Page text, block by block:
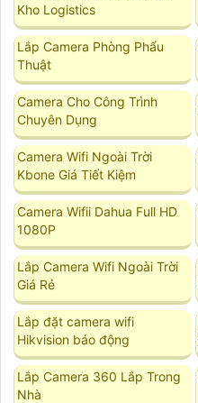
Kho Logistics
Lắp Camera Phòng Phẩu
Thuật
Camera Cho Công Trình
Chuyên Dụng
Camera Wifi Ngoài Trời
Kbone Giá Tiết Kiệm
Camera Wifii Dahua Full HD
1080P
Lắp Camera Wifi Ngoài Trời
Giá Rẻ
Lắp đặt camera wifi
Hikvision báo động
Lắp Camera 360 Lắp Trong
Nhà